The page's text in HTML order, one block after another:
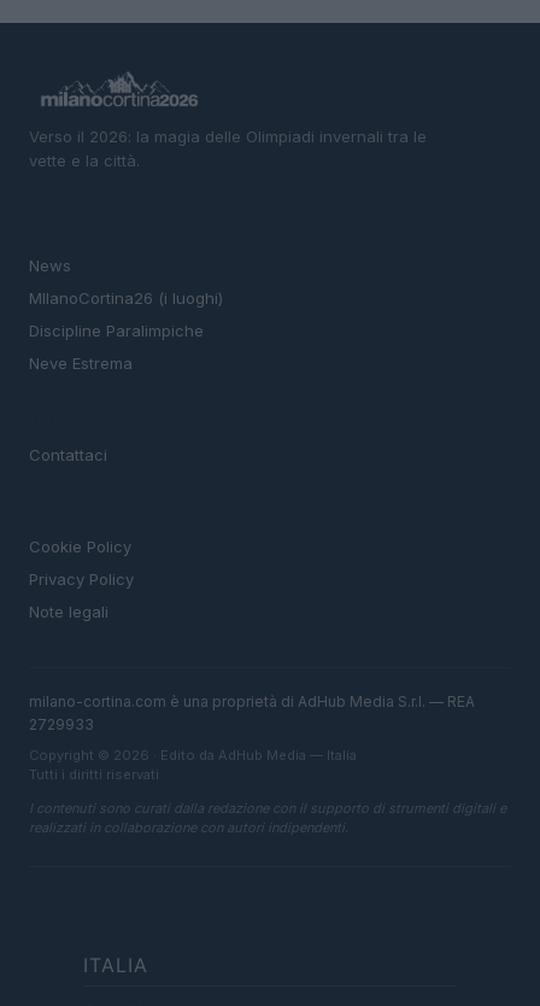
Verso il 2026: la magia delle Olimpiadi invernali tra le
vette e la città.
News
MIlanoCortina26 (i luoghi)
Discipline Paralimpiche
Neve Estrema
Contattaci
Cookie Policy
Privacy Policy
Note legali
milano-cortina.com è una proprietà di AdHub Media S.r.l. — REA
2729933
Copyright © 2026 · Edito da AdHub Media — Italia
Tutti i diritti riservati
I contenuti sono curati dalla redazione con il supporto di strumenti digitali e
realizzati in collaborazione con autori indipendenti.
ITALIA